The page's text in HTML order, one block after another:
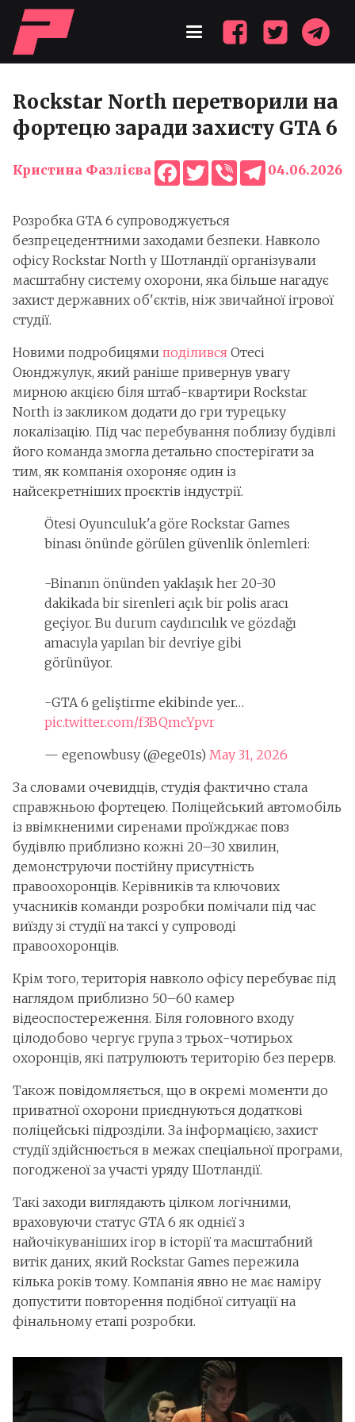
Rockstar North перетворили на
фортецю заради захисту GTA 6
Кристина Фазлієва Facebook
TwitterViberTelegram
04.06.2026
Розробка GTA 6 супроводжується
безпрецедентними заходами безпеки. Навколо
офісу Rockstar North у Шотландії організували
масштабну систему охорони, яка більше нагадує
захист державних об'єктів, ніж звичайної ігрової
студії.
Новими подробицями поділився Отесі
Оюнджулук, який раніше привернув увагу
мирною акцією біля штаб-квартири Rockstar
North із закликом додати до гри турецьку
локалізацію. Під час перебування поблизу будівлі
його команда змогла детально спостерігати за
тим, як компанія охороняє один із
найсекретніших проєктів індустрії.
Ötesi Oyunculuk'a göre Rockstar Games
binası önünde görülen güvenlik önlemleri:
-Binanın önünden yaklaşık her 20-30
dakikada bir sirenleri açık bir polis aracı
geçiyor. Bu durum caydırıcılık ve gözdağı
amacıyla yapılan bir devriye gibi
görünüyor.
-GTA 6 geliştirme ekibinde yer…
pic.twitter.com/f3BQmcYpvr
— egenowbusy (@ege01s) May 31, 2026
За словами очевидців, студія фактично стала
справжньою фортецею. Поліцейський автомобіль
із ввімкненими сиренами проїжджає повз
будівлю приблизно кожні 20–30 хвилин,
демонструючи постійну присутність
правоохоронців. Керівників та ключових
учасників команди розробки помічали під час
виїзду зі студії на таксі у супроводі
правоохоронців.
Крім того, територія навколо офісу перебуває під
наглядом приблизно 50–60 камер
відеоспостереження. Біля головного входу
цілодобово чергує група з трьох-чотирьох
охоронців, які патрулюють територію без перерв.
Також повідомляється, що в окремі моменти до
приватної охорони приєднуються додаткові
поліцейські підрозділи. За інформацією, захист
студії здійснюється в межах спеціальної програми,
погодженої за участі уряду Шотландії.
Такі заходи виглядають цілком логічними,
враховуючи статус GTA 6 як однієї з
найочікуваніших ігор в історії та масштабний
витік даних, який Rockstar Games пережила
кілька років тому. Компанія явно не має наміру
допустити повторення подібної ситуації на
фінальному етапі розробки.